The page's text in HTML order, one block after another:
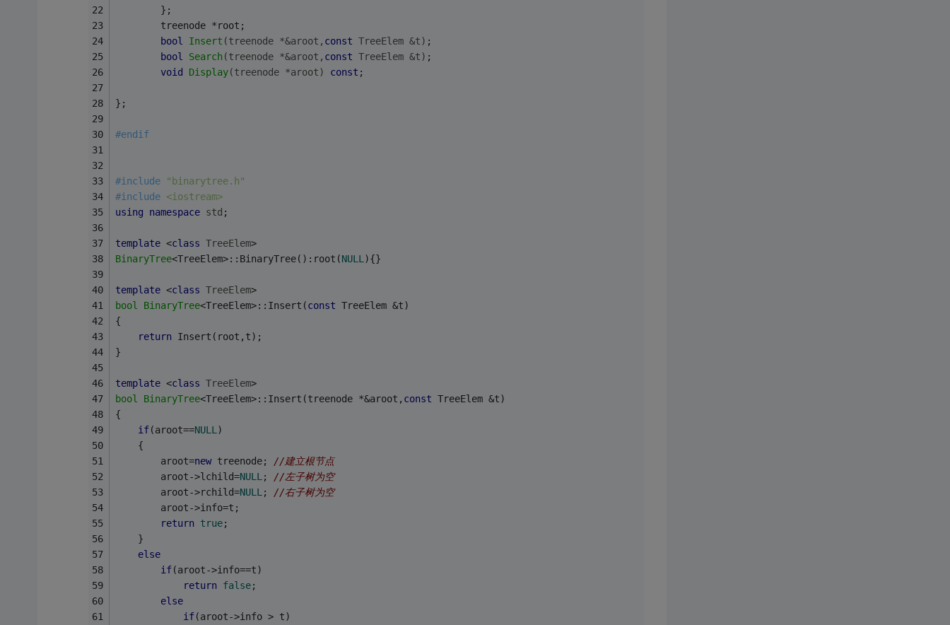
		};
		treenode *root;
bool
Insert (treenode *&aroot, const TreeElem &t) ;
bool
Search(treenode *&aroot, const TreeElem &t) ;
void
Display(treenode *aroot) const ;
};
#endif
#include
"binarytree.h"
#include <iostream>
using
namespace std ;
template <class TreeElem>
BinaryTree<TreeElem>::BinaryTree():root(NULL ){}
template <class TreeElem>
bool
BinaryTree<TreeElem>::Insert(const TreeElem &t)
{
return Insert(root,t);
}
template <class TreeElem>
bool
BinaryTree<TreeElem>::Insert(treenode *&aroot, const TreeElem &t)
{
if(aroot==NULL )
	{
		aroot=
new treenode; //建立根节点
		aroot->lchild=
NULL ; //左子树为空
		aroot->rchild=
NULL ; //右子树为空
		aroot->info=t;
return true;
	}
else
if(aroot->info==t)
return false;
else
if(aroot->info > t)